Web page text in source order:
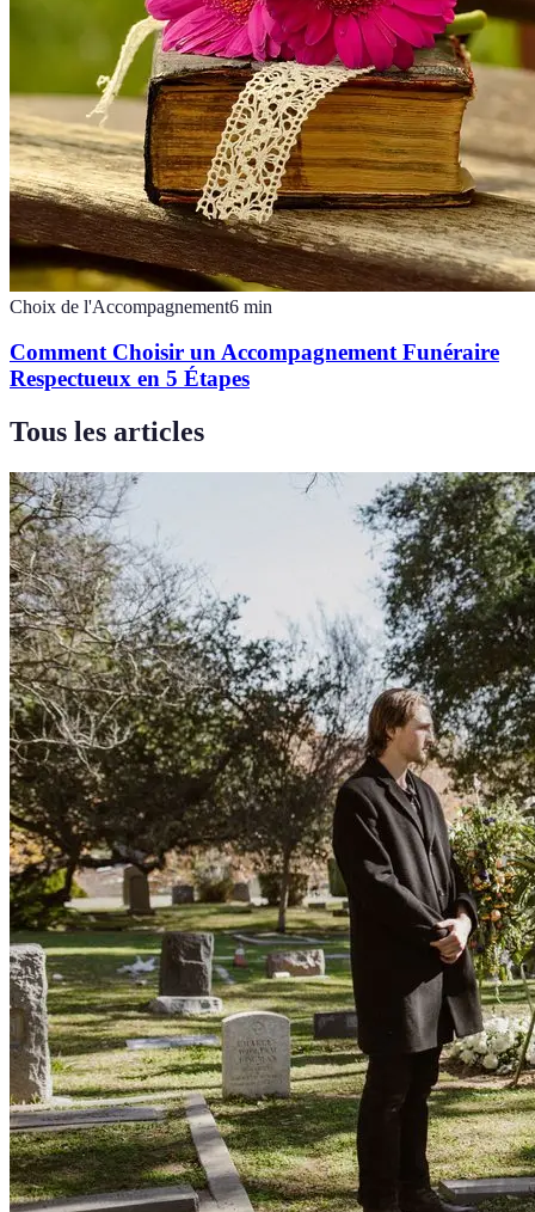
Choix de l'Accompagnement6 min
Comment Choisir un Accompagnement Funéraire
Respectueux en 5 Étapes
Tous les articles